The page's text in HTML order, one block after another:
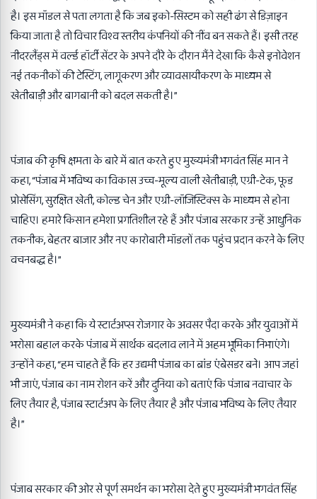
है। इस मॉडल से पता लगता है कि जब इको-सिस्टम को सही ढंग से डिज़ाइन
किया जाता है तो विचार विश्व स्तरीय कंपनियों की नींव बन सकते हैं। इसी तरह
नीदरलैंड्स में वर्ल्ड हॉर्टी सेंटर के अपने दौरे के दौरान मैंने देखा कि कैसे इनोवेशन
नई तकनीकों की टेस्टिंग, लागूकरण और व्यावसायीकरण के माध्यम से
खेतीबाड़ी और बागबानी को बदल सकती है।”
पंजाब की कृषि क्षमता के बारे में बात करते हुए मुख्यमंत्री भगवंत सिंह मान ने
कहा, “पंजाब में भविष्य का विकास उच्च-मूल्य वाली खेतीबाड़ी, एग्री-टेक, फूड
प्रोसेसिंग, सुरक्षित खेती, कोल्ड चेन और एग्री-लॉजिस्टिक्स के माध्यम से होना
चाहिए। हमारे किसान हमेशा प्रगतिशील रहे हैं और पंजाब सरकार उन्हें आधुनिक
तकनीक, बेहतर बाजार और नए कारोबारी मॉडलों तक पहुंच प्रदान करने के लिए
वचनबद्ध है।”
मुख्यमंत्री ने कहा कि ये स्टार्टअप्स रोजगार के अवसर पैदा करके और युवाओं में
भरोसा बहाल करके पंजाब में सार्थक बदलाव लाने में अहम भूमिका निभाएंगे।
उन्होंने कहा, “हम चाहते हैं कि हर उद्यमी पंजाब का ब्रांड एंबेसडर बने। आप जहां
भी जाएं, पंजाब का नाम रोशन करें और दुनिया को बताएं कि पंजाब नवाचार के
लिए तैयार है, पंजाब स्टार्टअप के लिए तैयार है और पंजाब भविष्य के लिए तैयार
है।”
पंजाब सरकार की ओर से पूर्ण समर्थन का भरोसा देते हुए मुख्यमंत्री भगवंत सिंह